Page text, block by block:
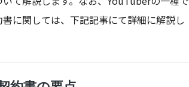
に関しては、下記記事にて詳細に解説し